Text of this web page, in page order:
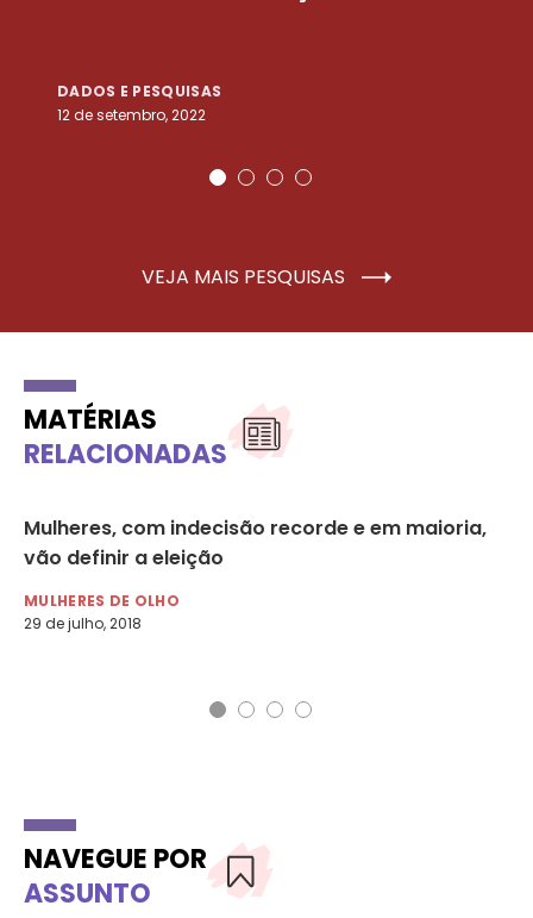
DADOS E PESQUISAS
12 de setembro, 2022
VEJA MAIS PESQUISAS
MATÉRIAS
RELACIONADAS
Mulheres, com indecisão recorde e em maioria,
vão definir a eleição
MULHERES DE OLHO
29 de julho, 2018
NAVEGUE POR
ASSUNTO